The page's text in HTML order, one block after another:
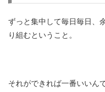
ずっと集中して毎日毎日、
り組むということ。
それができれば一番いいん